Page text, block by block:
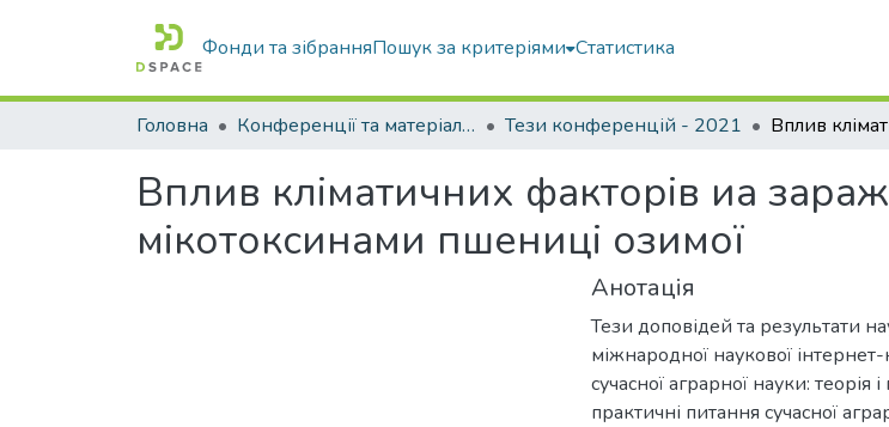
Фонди та зібранняПошук за критеріями Статистика
Головна Конференції та матеріали конференцій Тези конференцій - 2021
Вплив кліматичних факторів иа
мікотоксинами пшениці озимої
Анотація
Тези доповідей та результати
міжнародної наукової
сучасної аграрної науки: теорія
практичні питання сучасної